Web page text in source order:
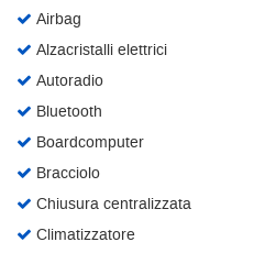
Airbag
Alzacristalli elettrici
Autoradio
Bluetooth
Boardcomputer
Bracciolo
Chiusura centralizzata
Climatizzatore